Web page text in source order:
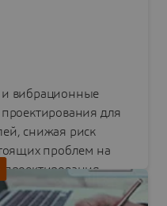
вибрационные
проектирования для
снижая риск
проблем на
проектирования.
SIMULIA.